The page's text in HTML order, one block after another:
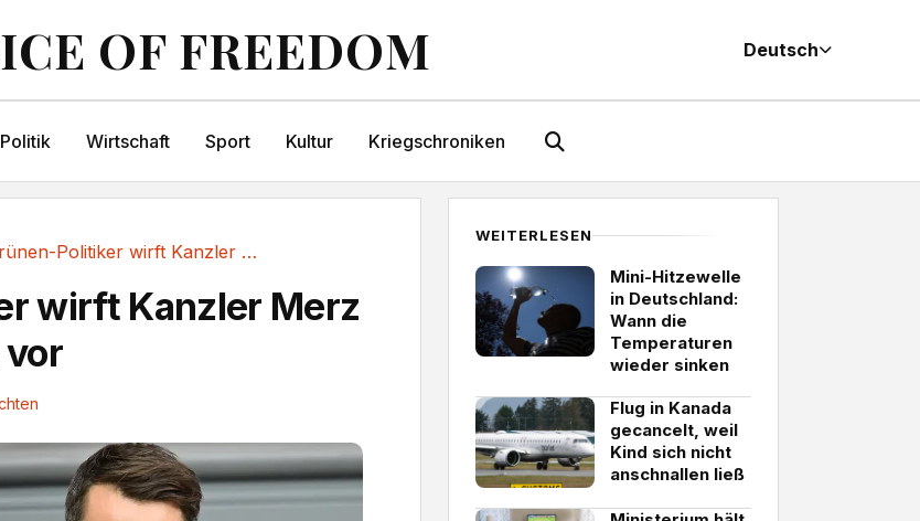
OF FREEDOM Deutsch
Politik Wirtschaft Sport Kultur Kriegschroniken
Grünen-Politiker wirft Kanzler Merz Kontrollverlust vor
wirft Kanzler Merz
WEITERLESEN
Mini-Hitzewelle
in Deutschland:
Wann die
Temperaturen
wieder sinken
Flug in Kanada
gecancelt, weil
Kind sich nicht
anschnallen ließ